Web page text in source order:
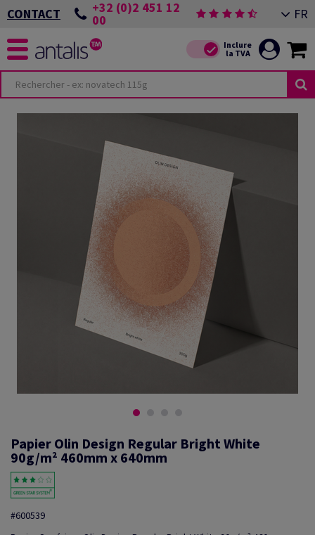
CONTACT +32 (0)2 451 12
00 FR
Papier Olin Design Regular Bright White
90g/m² 460mm x 640mm
#600539